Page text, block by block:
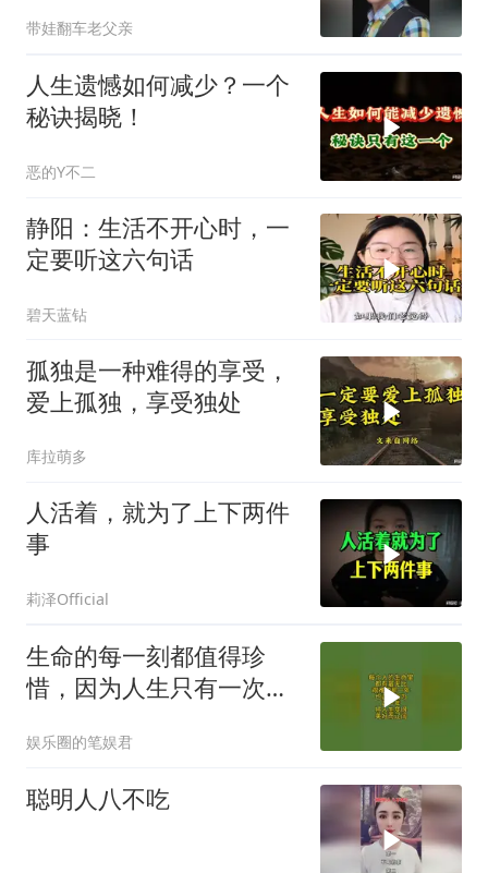
带娃翻车老父亲
人生遗憾如何减少？一个
秘诀揭晓！
恶的Y不二
静阳：生活不开心时，一
定要听这六句话
碧天蓝钻
孤独是一种难得的享受，
爱上孤独，享受独处
库拉萌多
人活着，就为了上下两件
事
莉泽Official
生命的每一刻都值得珍
惜，因为人生只有一次，
娱乐圈的笔娱君
聪明人八不吃